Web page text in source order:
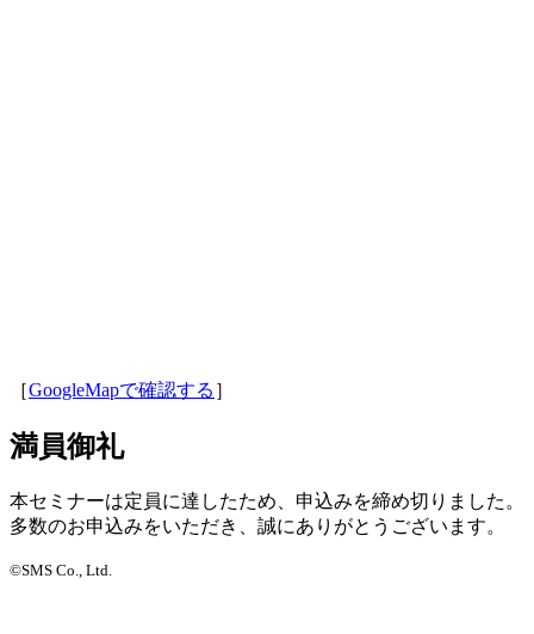
［GoogleMapで確認する ］
満員御礼
本セミナーは定員に達したため、申込みを締め切りました。
多数のお申込みをいただき、誠にありがとうございます。
©SMS Co., Ltd.